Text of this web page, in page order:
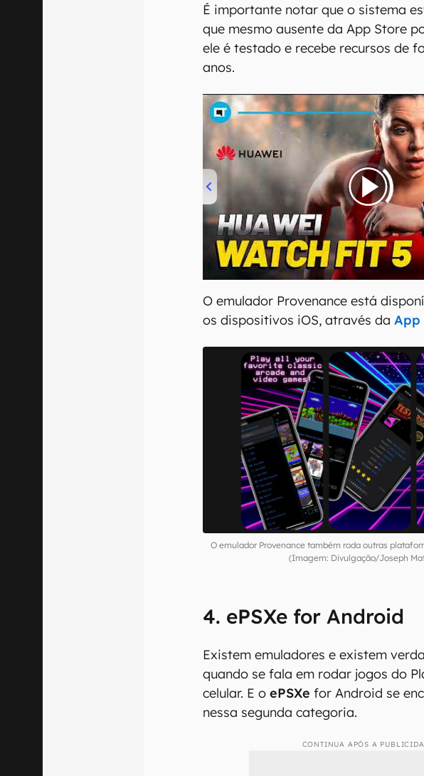
É importante notar que o sistema
que mesmo ausente da App Store
ele é testado e recebe recursos de
anos.
00:00/04:51
O emulador Provenance está
os dispositivos iOS, através daApp
O emulador Provenance também roda outras
(Imagem: Divulgação/Joseph
4. ePSXe for Android
Existem emuladores e existem
quando se fala em rodar jogos do
celular. E oePSXe for Android se
nessa segunda categoria.
CONTINUA APÓS A